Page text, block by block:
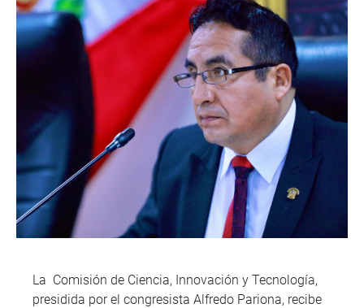
La Comisión de Ciencia, Innovación y Tecnología,
presidida por el congresista Alfredo Pariona, recibe